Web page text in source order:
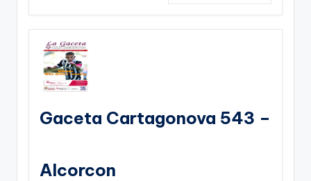
Gaceta Cartagonova 543 –
Alcorcon